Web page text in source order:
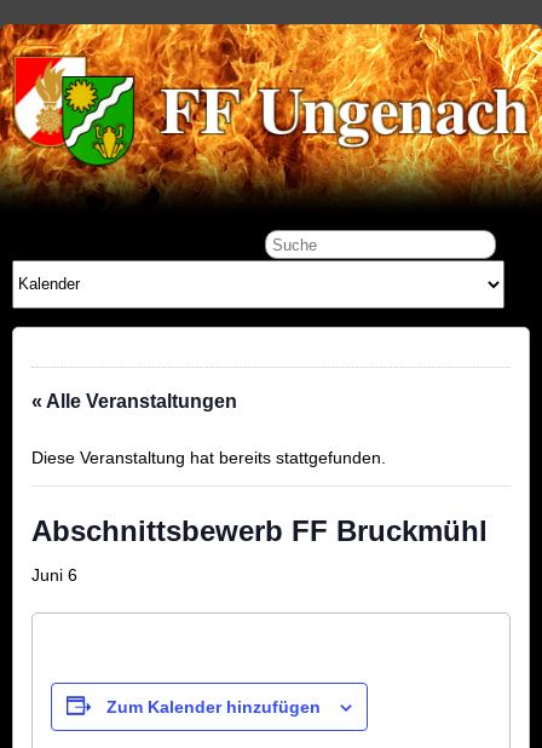
« Alle Veranstaltungen
Diese Veranstaltung hat bereits stattgefunden.
Abschnittsbewerb FF Bruckmühl
Juni 6
Zum Kalender hinzufügen